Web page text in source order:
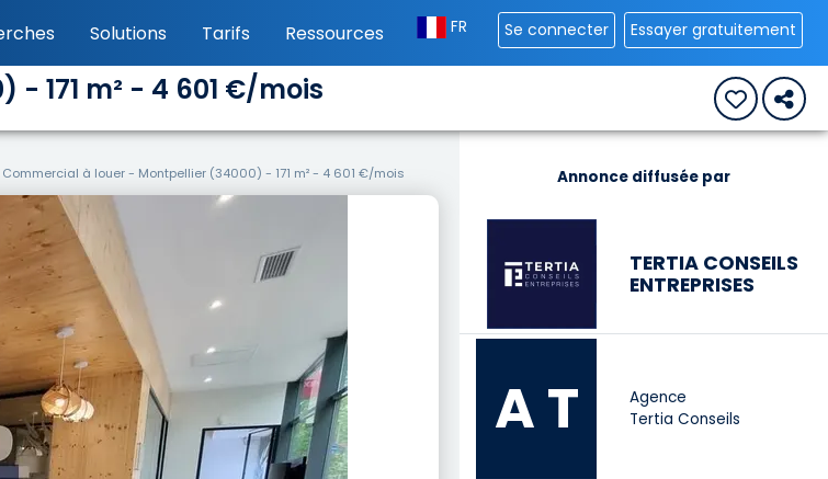
Solutions Tarifs Ressources FR Se connecter Essayer gratuitement
171 m² - 4 601 €/mois
Commercial à louer - Montpellier (34000) - 171 m² - 4 601 €/mois Annonce diffusée par
TERTIA CONSEILS
ENTREPRISES
A T
Agence
Tertia Conseils